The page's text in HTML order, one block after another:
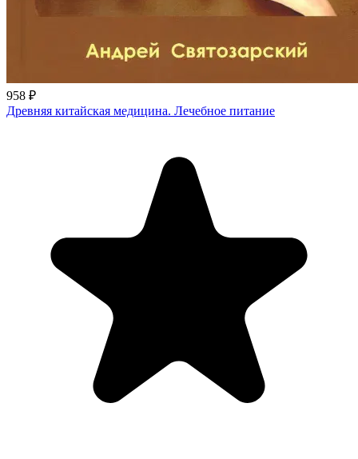
958 ₽
Древняя китайская медицина. Лечебное питание